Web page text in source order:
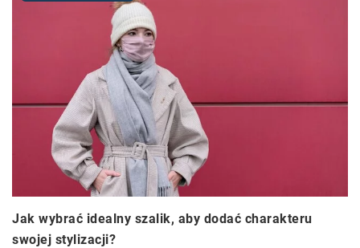
Jak wybrać idealny szalik, aby dodać charakteru
swojej stylizacji?